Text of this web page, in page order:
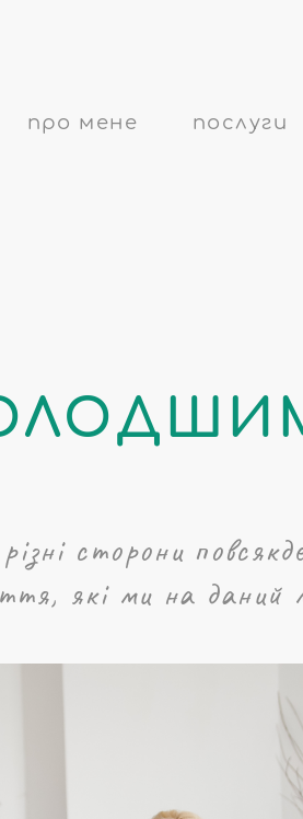
про мене послуги
сторони
які ми на даний